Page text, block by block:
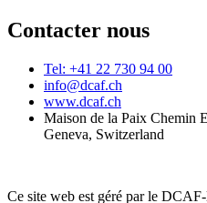
Contacter nous
Tel: +41 22 730 94 00
info@dcaf.ch
www.dcaf.ch
Maison de la Paix Chemin
Geneva, Switzerland
Ce site web est géré par le